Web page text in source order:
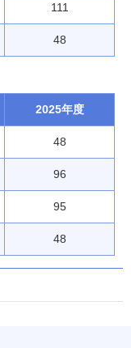
111
48
2025年度
48
96
95
48